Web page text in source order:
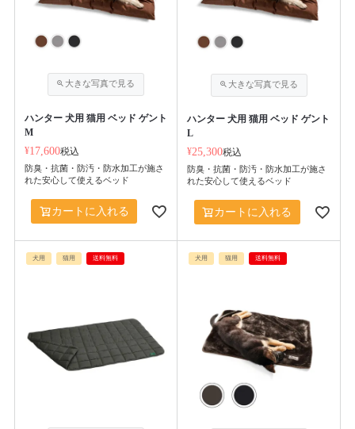
ハンター 犬用 猫用 ベッド ゲント
M
¥17,600税込
防臭・抗菌・防汚・防水加工が施さ
れた安心して使えるベッド
カートに入れる
ハンター 犬用 猫用 ベッド ゲント
L
¥25,300税込
防臭・抗菌・防汚・防水加工が施さ
れた安心して使えるベッド
カートに入れる
犬用 猫用 送料無料 犬用 猫用 送料無料